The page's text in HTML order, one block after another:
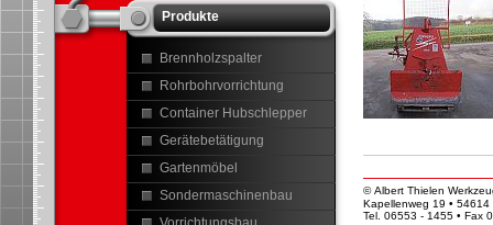
Produkte
Brennholzspalter
Rohrbohrvorrichtung
Container Hubschlepper
Gerätebetätigung
Gartenmöbel
Sondermaschinenbau
© Albert Thielen
Kapellenweg 19 • 54614
Tel. 06553 - 1455 • Fax